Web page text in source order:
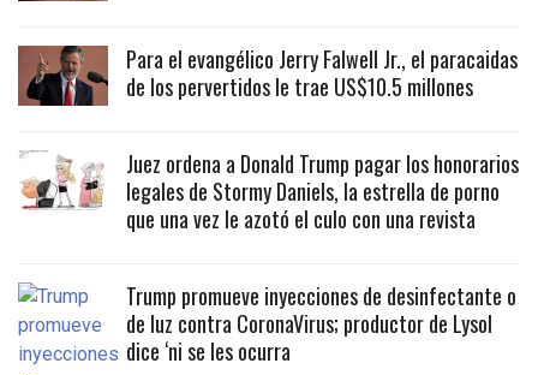
Para el evangélico Jerry Falwell Jr., el paracaidas
de los pervertidos le trae US$10.5 millones
Juez ordena a Donald Trump pagar los honorarios
legales de Stormy Daniels, la estrella de porno
que una vez le azotó el culo con una revista
Trump promueve inyecciones de desinfectante o
de luz contra CoronaVirus; productor de Lysol
dice ‘ni se les ocurra